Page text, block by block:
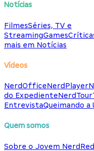
Notícias
FilmesSéries, TV e
StreamingGames
mais em Notícias
Vídeos
NerdOfficeNerdPlayer
do ExpedienteNerdTour
EntrevistaQueimando a
Quem somos
Sobre o Jovem Nerd